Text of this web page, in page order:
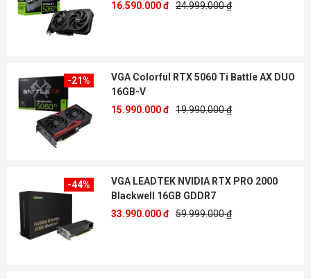
16.590.000 đ 24.999.000 ₫
-21%
VGA Colorful RTX 5060 Ti Battle AX DUO
16GB-V
15.990.000 đ 19.990.000 ₫
-44%
VGA LEADTEK NVIDIA RTX PRO 2000
Blackwell 16GB GDDR7
33.990.000 đ 59.999.000 ₫